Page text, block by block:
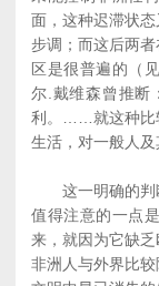
面，这种迟滞状
步调；而这后两
区是很普遍的（
尔.戴维森曾推
利。……就这种比
生活，对一般人
这一明确的判断
值得注意的一点
来，就因为它缺
非洲人与外界比